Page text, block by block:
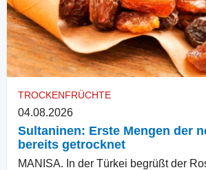
TROCKENFRÜCHTE
04.08.2026
Sultaninen: Erste Mengen der
bereits getrocknet
MANISA. In der Türkei begrüßt der